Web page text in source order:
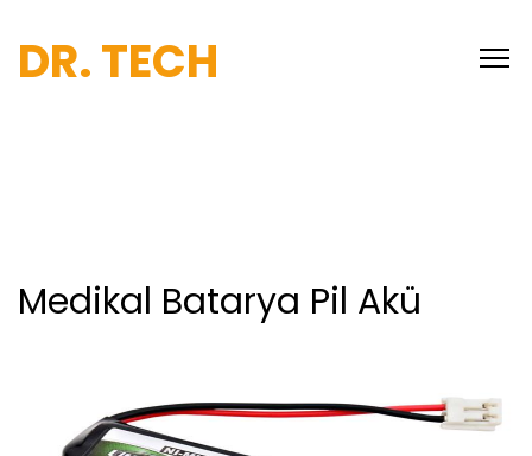
DR. TECH
Medikal Batarya Pil Akü